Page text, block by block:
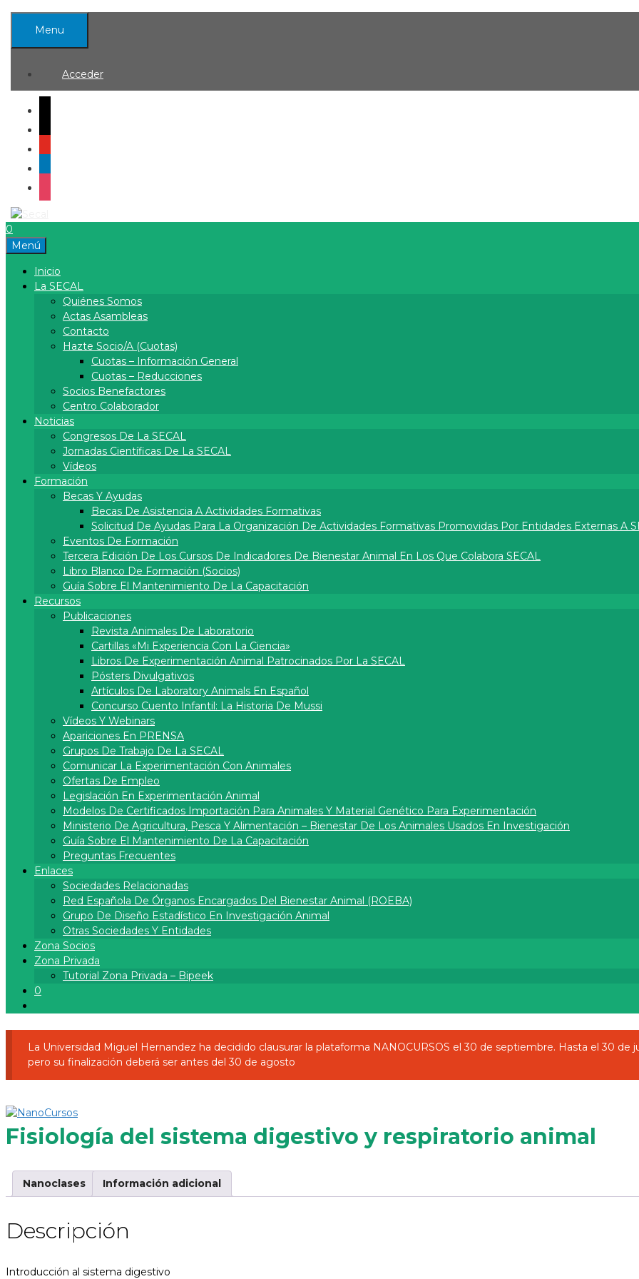
Saltar
Menu
Acceder
0
Menú
Inicio
La SECAL
Quiénes Somos
Actas Asambleas
Contacto
Hazte Socio/a (cuotas)
Cuotas – Información General
Cuotas – Reducciones
Socios Benefactores
Centro Colaborador
Noticias
Congresos De La SECAL
Jornadas Científicas De La SECAL
Vídeos
Formación
Becas Y Ayudas
Becas De Asistencia A Actividades Formativas
Solicitud De Ayudas Para La Organización De Actividades Formativas Promovidas Por Entidades Externas A
Eventos De Formación
Tercera Edición De Los Cursos De Indicadores De Bienestar Animal En Los Que Colabora SECAL
Libro Blanco De Formación (socios)
Guía Sobre El Mantenimiento De La Capacitación
Recursos
Publicaciones
Revista Animales De Laboratorio
Cartillas «Mi Experiencia Con La Ciencia»
Libros De Experimentación Animal Patrocinados Por La SECAL
Pósters Divulgativos
Artí­culos De Laboratory Animals En Español
Concurso Cuento Infantil: La Historia De Mussi
Vídeos Y Webinars
Apariciones En PRENSA
Grupos De Trabajo De La SECAL
Comunicar La Experimentación Con Animales
Ofertas De Empleo
Legislación En Experimentación Animal
Modelos De Certificados Importación Para Animales Y Material Genético Para Experimentación
Ministerio De Agricultura, Pesca Y Alimentación – Bienestar De Los Animales Usados En Investigación
Guía Sobre El Mantenimiento De La Capacitación
Preguntas Frecuentes
Enlaces
Sociedades Relacionadas
Red Española De Órganos Encargados Del Bienestar Animal (ROEBA)
Grupo De Diseño Estadístico En Investigación Animal​
Otras Sociedades Y Entidades
Zona Socios
Zona Privada
Tutorial Zona Privada – Bipeek
0
La Universidad Miguel Hernandez ha decidido clausurar la plataforma NANOCURSOS el 30 de septiembre. Hasta el 30 de
pero su finalización deberá ser antes del 30 de agosto
Fisiología del sistema digestivo y respiratorio animal
Nanoclases Información adicional
Descripción
Introducción al sistema digestivo